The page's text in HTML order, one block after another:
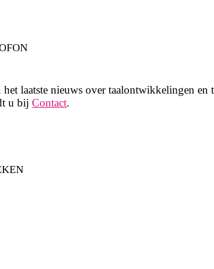
laatste nieuws over taalontwikkelingen en
u bij Contact.